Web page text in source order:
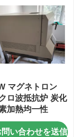
マグネトロン
ロ波抵抗炉 炭化
加熱均一性
問い合わせを送信